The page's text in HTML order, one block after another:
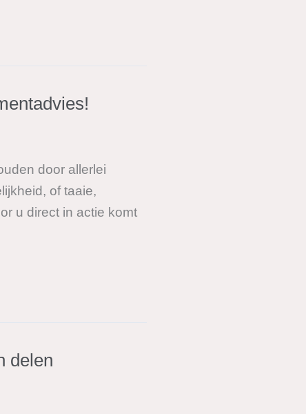
door allerlei
of taaie,
u direct in actie komt
delen